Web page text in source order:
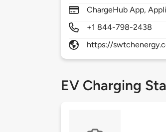
ChargeHub App,
+1 844-798-2438
https://
EV Charging